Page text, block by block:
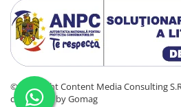
©Copyright Content Media Consulting
commerce by Gomag